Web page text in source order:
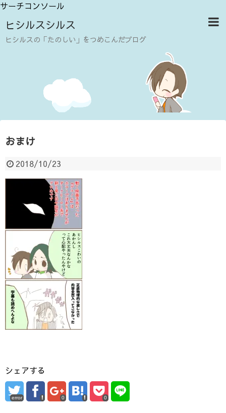
サーチコンソール
ヒシルスシルス
ヒシルスの「たのしい」をつめこんだブログ
おまけ
2018/10/23
シェアする
error 0 0